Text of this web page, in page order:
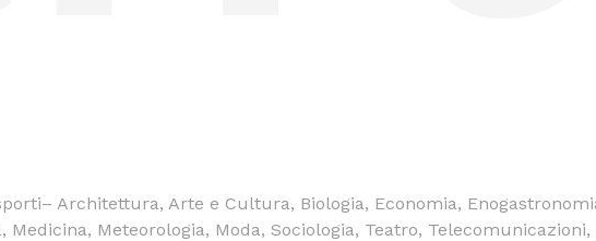
Architettura, Arte e Cultura, Biologia, Economia,
Meteorologia, Moda, Sociologia, Teatro,